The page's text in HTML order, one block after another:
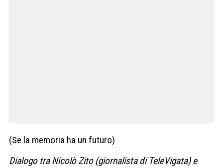
(Se la memoria ha un futuro)
Dialogo tra Nicolò Zito (giornalista di TeleVigata) e